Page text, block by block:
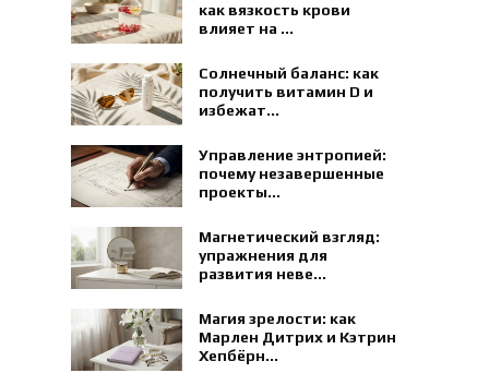
как вязкость крови
влияет на ...
Солнечный баланс: как
получить витамин D и
избежат...
Управление энтропией:
почему незавершенные
проекты...
Магнетический взгляд:
упражнения для
развития неве...
Магия зрелости: как
Марлен Дитрих и Кэтрин
Хепбёрн...